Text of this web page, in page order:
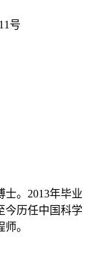
号
士。2013年毕业
今历任中国科学
。